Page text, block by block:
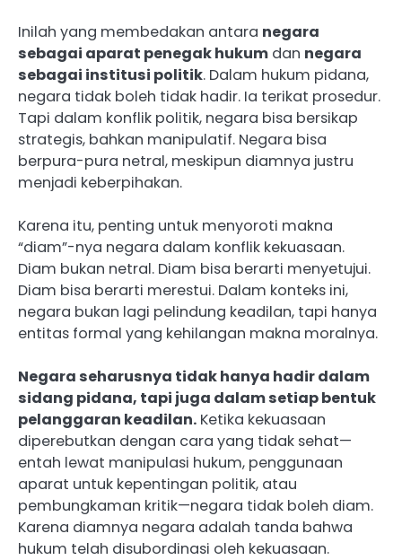
Inilah yang membedakan antara negara
sebagai aparat penegak hukum dan negara
sebagai institusi politik. Dalam hukum pidana,
negara tidak boleh tidak hadir. Ia terikat prosedur.
Tapi dalam konflik politik, negara bisa bersikap
strategis, bahkan manipulatif. Negara bisa
berpura-pura netral, meskipun diamnya justru
menjadi keberpihakan.
Karena itu, penting untuk menyoroti makna
“diam”-nya negara dalam konflik kekuasaan.
Diam bukan netral. Diam bisa berarti menyetujui.
Diam bisa berarti merestui. Dalam konteks ini,
negara bukan lagi pelindung keadilan, tapi hanya
entitas formal yang kehilangan makna moralnya.
Negara seharusnya tidak hanya hadir dalam
sidang pidana, tapi juga dalam setiap bentuk
pelanggaran keadilan. Ketika kekuasaan
diperebutkan dengan cara yang tidak sehat—
entah lewat manipulasi hukum, penggunaan
aparat untuk kepentingan politik, atau
pembungkaman kritik—negara tidak boleh diam.
Karena diamnya negara adalah tanda bahwa
hukum telah disubordinasi oleh kekuasaan.